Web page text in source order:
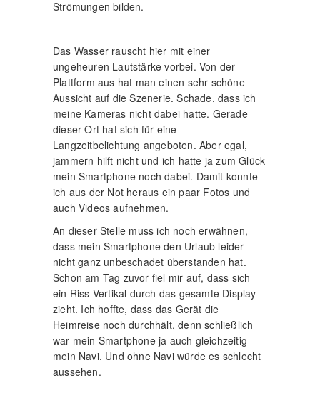
Strömungen bilden.
Das Wasser rauscht hier mit einer
ungeheuren Lautstärke vorbei. Von der
Plattform aus hat man einen sehr schöne
Aussicht auf die Szenerie. Schade, dass ich
meine Kameras nicht dabei hatte. Gerade
dieser Ort hat sich für eine
Langzeitbelichtung angeboten. Aber egal,
jammern hilft nicht und ich hatte ja zum Glück
mein Smartphone noch dabei. Damit konnte
ich aus der Not heraus ein paar Fotos und
auch Videos aufnehmen.
An dieser Stelle muss ich noch erwähnen,
dass mein Smartphone den Urlaub leider
nicht ganz unbeschadet überstanden hat.
Schon am Tag zuvor fiel mir auf, dass sich
ein Riss Vertikal durch das gesamte Display
zieht. Ich hoffte, dass das Gerät die
Heimreise noch durchhält, denn schließlich
war mein Smartphone ja auch gleichzeitig
mein Navi. Und ohne Navi würde es schlecht
aussehen.